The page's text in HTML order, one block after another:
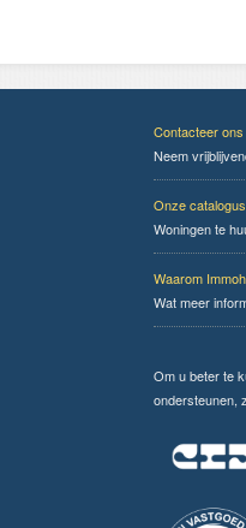
Contacteer ons
Neem
Onze catalogus
Woningen te
Waarom
Wat meer
Om u beter te
ondersteunen,